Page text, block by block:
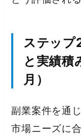
ステップ
と実績積
月）
副業案件を通
市場ニーズに